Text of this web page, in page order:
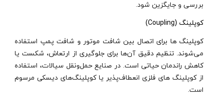
بررسی و جایگزین شود.
کوپلینگ (Coupling)
کوپلینگ‌ ها برای اتصال بین شافت موتور و شافت پمپ استفاده
می‌شوند. تنظیم دقیق آن‌ها برای جلوگیری از ارتعاش، شکست یا
کاهش راندمان حیاتی است. در صنایع حمل‌ونقل سیالات، استفاده
از کوپلینگ‌ های فلزی انعطاف‌پذیر یا کوپلینگ‌های دیسکی مرسوم
است.